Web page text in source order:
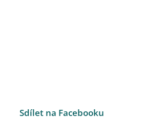
Sdílet na Facebooku